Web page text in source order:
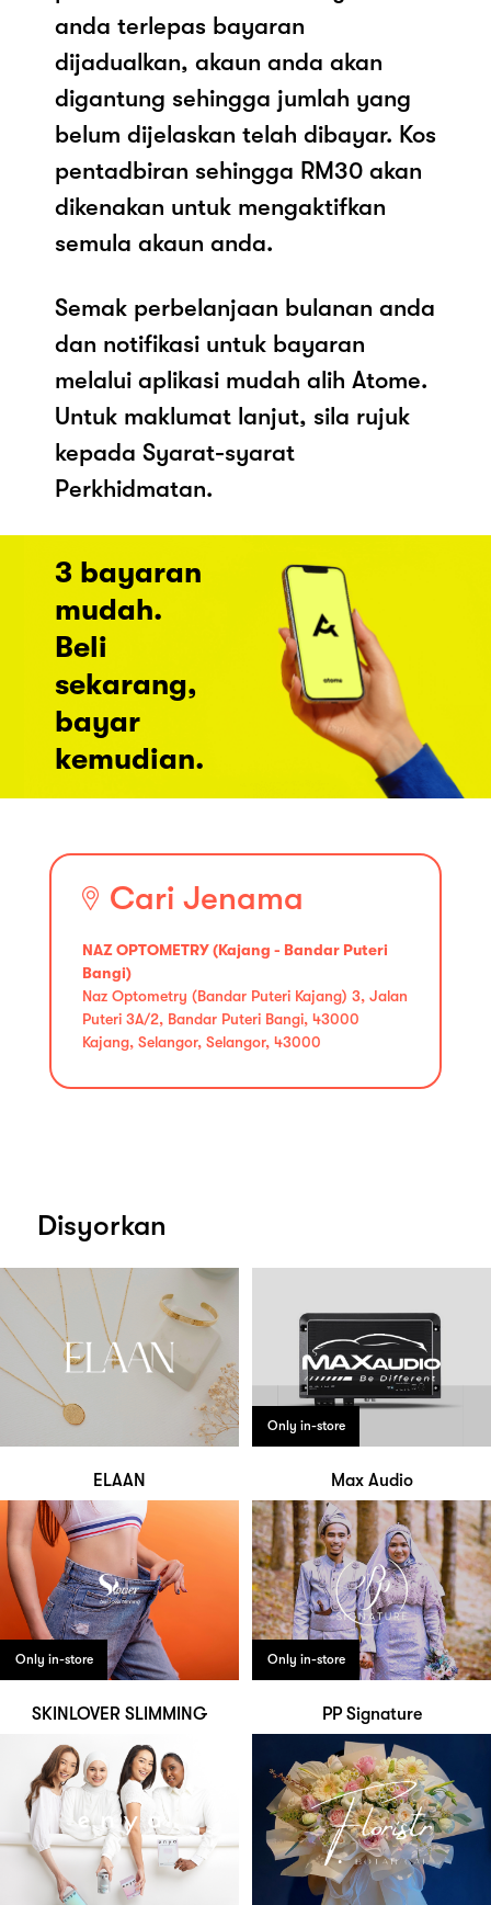
anda terlepas bayaran
dijadualkan, akaun anda akan
digantung sehingga jumlah yang
belum dijelaskan telah dibayar. Kos
pentadbiran sehingga RM30 akan
dikenakan untuk mengaktifkan
semula akaun anda.
Semak perbelanjaan bulanan anda
dan notifikasi untuk bayaran
melalui aplikasi mudah alih Atome.
Untuk maklumat lanjut, sila rujuk
kepada Syarat-syarat
Perkhidmatan.
3 bayaran
mudah.
Beli
sekarang,
bayar
kemudian.
Cari Jenama
NAZ OPTOMETRY (Kajang - Bandar Puteri
Bangi)
Naz Optometry (Bandar Puteri Kajang) 3, Jalan
Puteri 3A/2, Bandar Puteri Bangi, 43000
Kajang, Selangor, Selangor, 43000
Disyorkan
ELAAN
Only in-store
Max Audio
Only in-store
SKINLOVER SLIMMING
Only in-store
PP Signature